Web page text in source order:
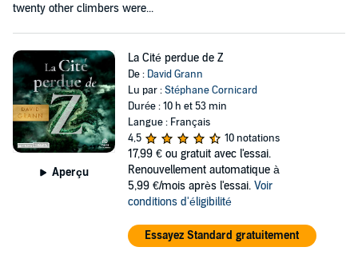
twenty other climbers were...
Aperçu
La Cité perdue de Z
De : David Grann
Lu par :Stéphane Cornicard
Durée : 10 h et 53 min
Langue : Français
4,5
10 notations
17,99 € ou gratuit avec l'essai.
Renouvellement automatique à
5,99 €/mois après l'essai. Voir
conditions d'éligibilité
Essayez Standard gratuitement